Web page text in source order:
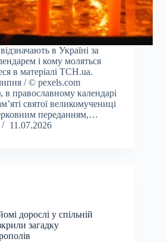
в Україні за
і кому моляться
в матеріалі ТСН.ua.
/ © pexels.com
православному календарі
святої великомучениці
переданням,…
11.07.2026
дорослі у спільній
загадку